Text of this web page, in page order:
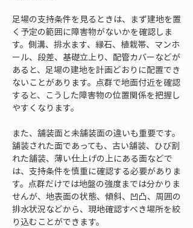
足場の支持条件を見るときは、まず建地を置
く予定の範囲に障害物がないかを確認しま
す。側溝、排水ます、縁石、植栽帯、マンホ
ール、段差、基礎立上り、配管カバーなどが
あると、足場の建地を計画どおりに配置でき
ないことがあります。点群で地面付近を確認
すると、こうした障害物の位置関係を把握し
やすくなります。
また、舗装面と未舗装面の違いも重要です。
舗装された面であっても、古い舗装、ひび割
れた舗装、薄い仕上げの上にある面などで
は、支持条件を慎重に確認する必要がありま
す。点群だけでは地盤の強度までは分かりま
せんが、地表面の状態、傾斜、凹凸、周囲の
排水状況などから、現地確認すべき場所を絞
り込むことができます。